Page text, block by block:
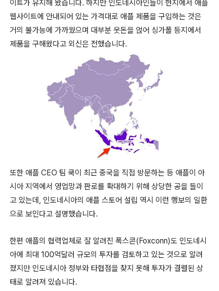
이트가 유지해 왔습니다. 하지만 인도네시아인들이 현지에서 애플
웹사이트에 안내되어 있는 가격대로 애플 제품을 구입하는 것은
거의 불가능에 가까웠으며 대부분 웃돈을 얹어 싱가폴 등지에서
제품을 구해왔다고 외신은 전했습니다.
또한 애플 CEO 팀 쿡이 최근 중국을 직접 방문하는 등 애플이 아
시아 지역에서 영업망과 판로를 확대하기 위해 상당한 공을 들이
고 있는데, 인도네시아의 애플 스토어 설립 역시 이런 행보의 일환
으로 보인다고 설명했습니다.
한편 애플의 협력업체로 잘 알려진 폭스콘(Foxconn)도 인도네시
아에 최대 100억달러 규모의 투자를 검토하고 있는 것으로 알려
졌지만 인도네시아 정부와 타협점을 찾지 못해 투자가 결렬된 상
태로 알려져 있습니다.